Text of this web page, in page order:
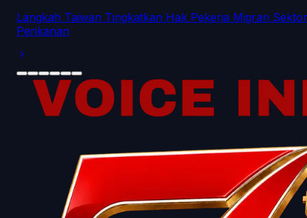
Langkah Taiwan Tingkatkan Hak Pekerja Migran Sektor
Perikanan